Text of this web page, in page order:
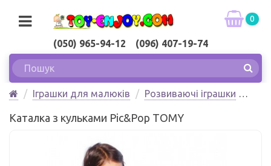
(050) 965-94-12 (096) 407-19-74
0
Іграшки для малюків
Розвиваючі іграшки
Каталка з кульками Pic&Pop TOMY